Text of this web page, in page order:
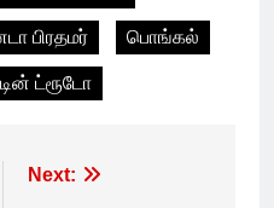
பிரதமர் பொங்கல்
ட்ரூடோ
Next: